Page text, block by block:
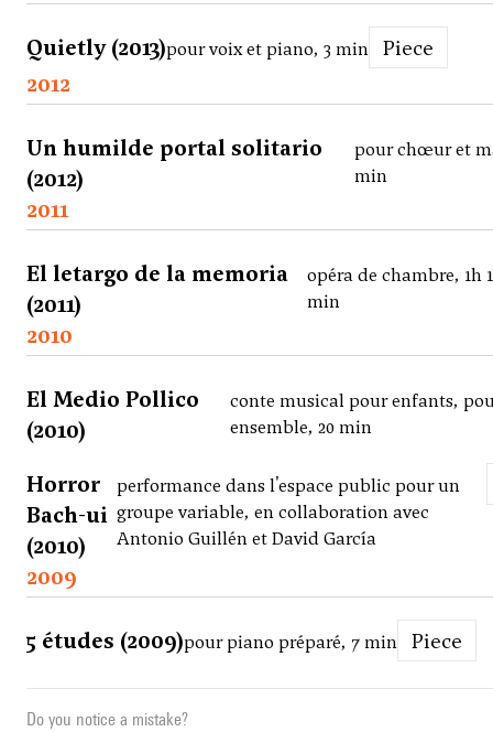
Quietly (2013)pour voix et piano, 3 min
Piece
2012
Un humilde portal solitario
(2012)
pour chœur et
min
2011
El letargo de la memoria
(2011)
opéra de chambre, 1h
min
2010
El Medio Pollico
(2010)
conte musical pour enfants,
ensemble, 20 min
Horror
Bach-ui
(2010)
performance dans l'espace public pour un
groupe variable, en collaboration avec
Antonio Guillén et David García
2009
5 études (2009)pour piano préparé, 7 min Piece
Do you notice a mistake?